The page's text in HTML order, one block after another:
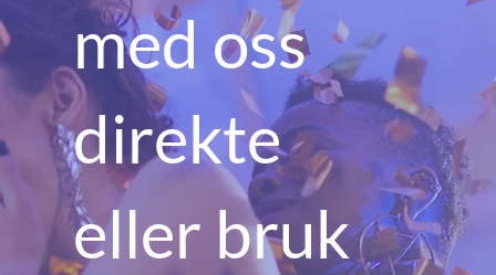
med oss
direkte
eller bruk